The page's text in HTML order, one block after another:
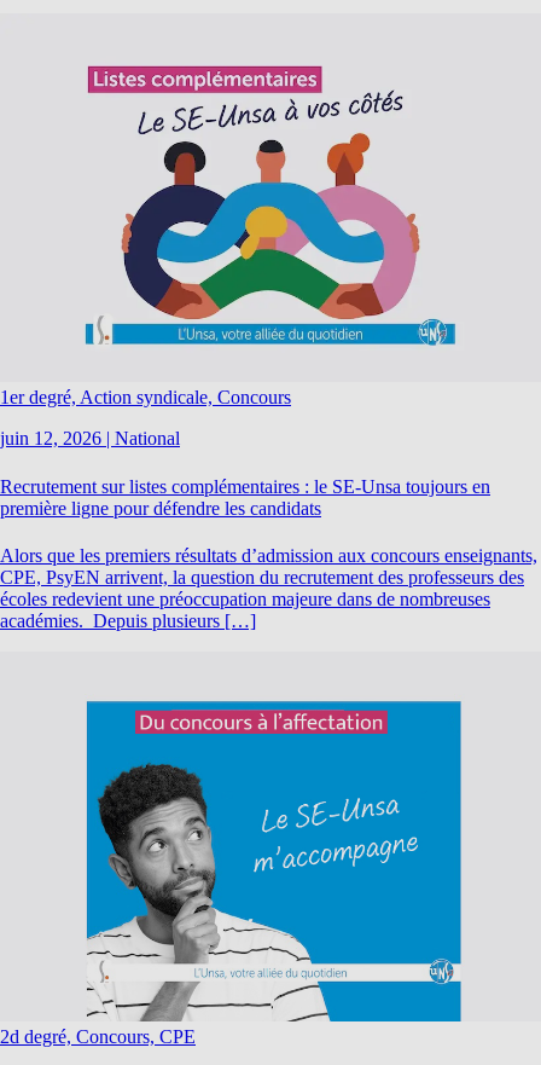
1er degré, Action syndicale, Concours
juin 12, 2026
National
Recrutement sur listes complémentaires : le SE-Unsa toujours en
première ligne pour défendre les candidats
Alors que les premiers résultats d’admission aux concours enseignants,
CPE, PsyEN arrivent, la question du recrutement des professeurs des
écoles redevient une préoccupation majeure dans de nombreuses
académies. Depuis plusieurs […]
2d degré, Concours, CPE